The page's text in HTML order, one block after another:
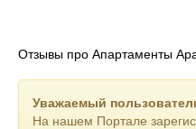
Отзывы про Апартаменты
Уважаемый
На нашем Портале